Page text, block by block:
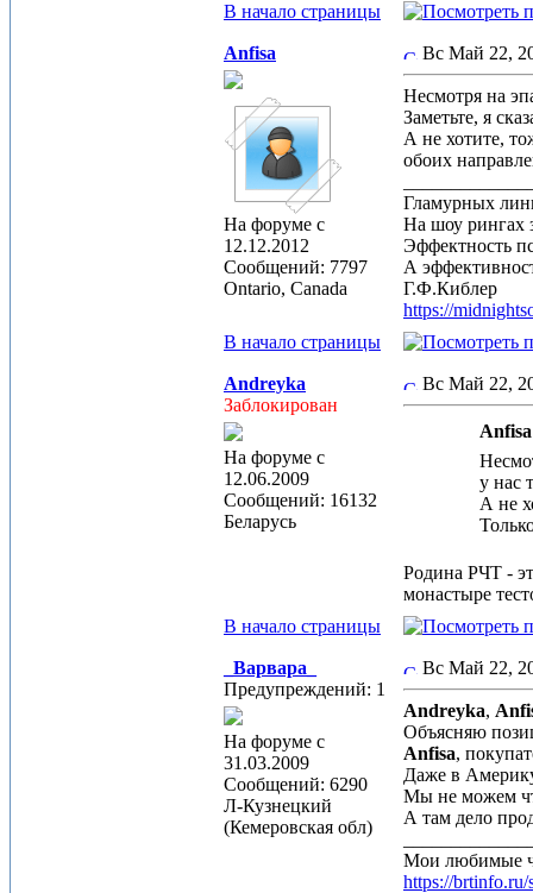
В начало страницы
Anfisa
На форуме с
12.12.2012
Сообщений: 7797
Ontario, Canada
Вс Май 22,
Несмотря на
Заметьте, я
А не хотите,
обоих
Гламурных
На шоу рингах
Эффектность
А
Г.Ф.Киблер
https://
В начало страницы
Andreyka
Заблокирован
На форуме с
12.06.2009
Сообщений: 16132
Беларусь
Вс Май 22,
у нас
А не
Родина РЧТ -
монастыре
В начало страницы
_Варвара_
Предупреждений: 1
На форуме с
31.03.2009
Сообщений: 6290
Л-Кузнецкий
(Кемеровская обл)
Вс Май 22,
Andreyka,
Объясняю
Anfisa,
Даже в
Мы не можем
А там дело
Мои любимые
https://